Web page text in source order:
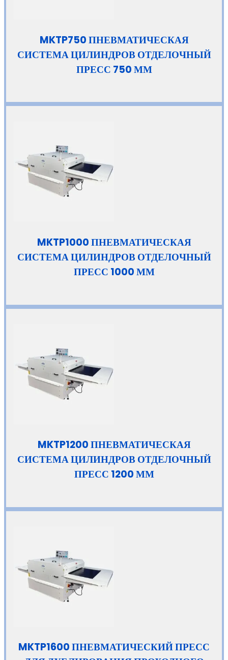
MKTP750 ПНЕВМАТИЧЕСКАЯ
СИСТЕМА ЦИЛИНДРОВ ОТДЕЛОЧНЫЙ
ПРЕСС 750 ММ
MKTP1000 ПНЕВМАТИЧЕСКАЯ
СИСТЕМА ЦИЛИНДРОВ ОТДЕЛОЧНЫЙ
ПРЕСС 1000 ММ
MKTP1200 ПНЕВМАТИЧЕСКАЯ
СИСТЕМА ЦИЛИНДРОВ ОТДЕЛОЧНЫЙ
ПРЕСС 1200 ММ
MKTP1600 ПНЕВМАТИЧЕСКИЙ ПРЕСС